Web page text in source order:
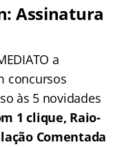
Assinatura
a
concursos
às 5 novidades
1 clique, Raio-
Comentada